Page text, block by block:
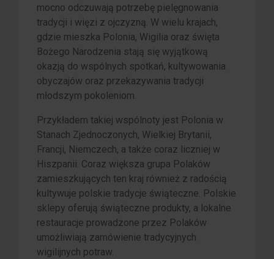
mocno odczuwają potrzebę pielęgnowania
tradycji i więzi z ojczyzną. W wielu krajach,
gdzie mieszka Polonia, Wigilia oraz święta
Bożego Narodzenia stają się wyjątkową
okazją do wspólnych spotkań, kultywowania
obyczajów oraz przekazywania tradycji
młodszym pokoleniom.
Przykładem takiej wspólnoty jest Polonia w
Stanach Zjednoczonych, Wielkiej Brytanii,
Francji, Niemczech, a także coraz liczniej w
Hiszpanii. Coraz większa grupa Polaków
zamieszkujących ten kraj również z radością
kultywuje polskie tradycje świąteczne. Polskie
sklepy oferują świąteczne produkty, a lokalne
restauracje prowadzone przez Polaków
umożliwiają zamówienie tradycyjnych
wigilijnych potraw.